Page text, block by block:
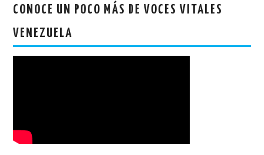
CONOCE UN POCO MÁS DE VOCES VITALES
VENEZUELA